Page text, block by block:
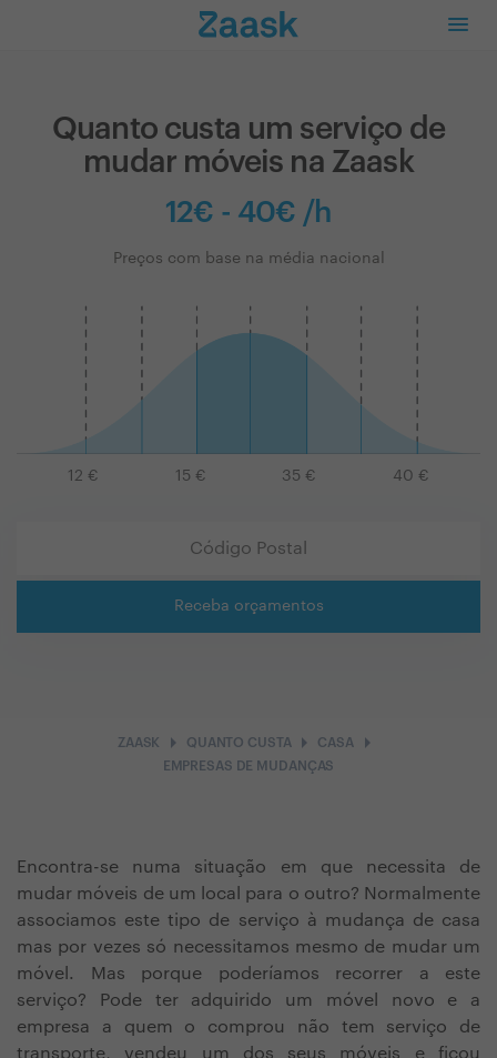
Quanto custa um serviço de
mudar móveis na Zaask
12€ - 40€ /h
Preços com base na média nacional
12 € 15 € 35 € 40 €
Receba orçamentos
ZAASK arrow_right QUANTO CUSTAarrow_right CASAarrow_right
EMPRESAS DE MUDANÇAS
Encontra-se numa situação em que necessita de
mudar móveis de um local para o outro? Normalmente
associamos este tipo de serviço à mudança de casa
mas por vezes só necessitamos mesmo de mudar um
móvel. Mas porque poderíamos recorrer a este
serviço? Pode ter adquirido um móvel novo e a
empresa a quem o comprou não tem serviço de
transporte, vendeu um dos seus móveis e ficou